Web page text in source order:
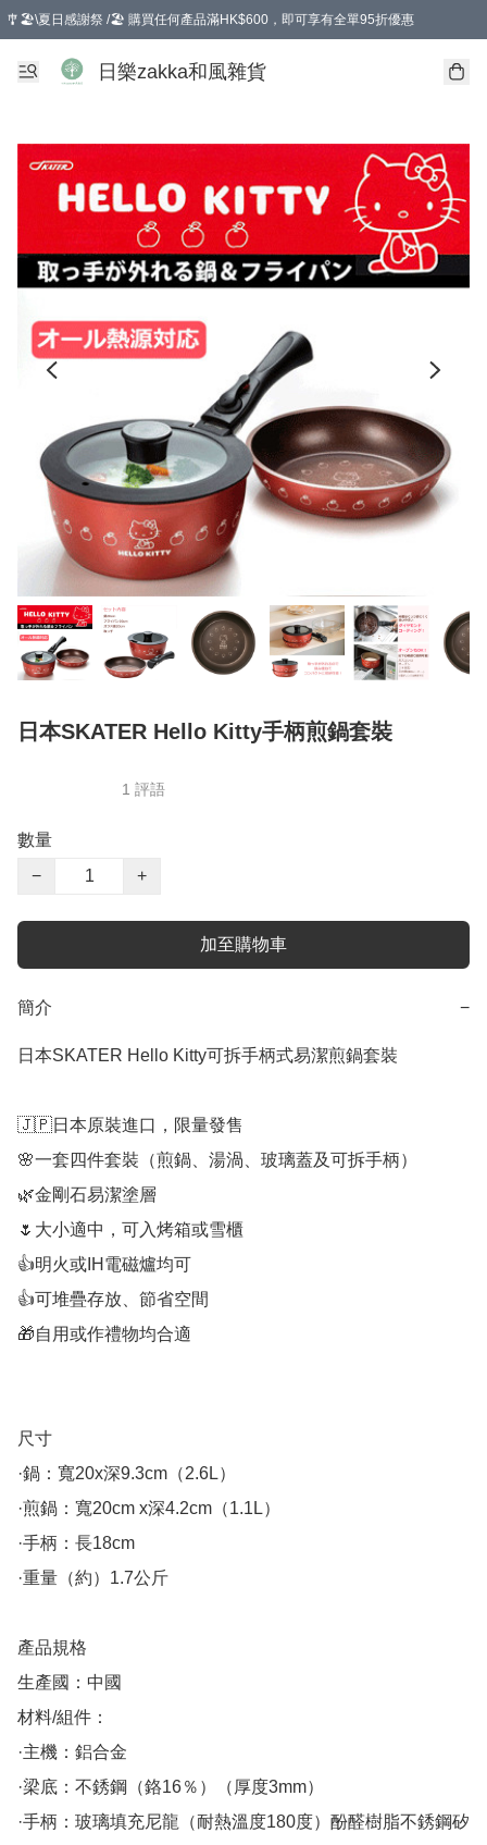
🎐🏖️\夏日感謝祭 /🏖️ 購買任何產品滿HK$600，即可享有全單95折優惠
選擇GoGoX住宅/工商地址配送，單一訂單消費購物滿HK$680(折扣後），可享有
日樂zakka和風雜貨
日本SKATER Hello Kitty手柄煎鍋套裝
1 評語
數量
−
+
加至購物車
簡介 −
日本SKATER Hello Kitty可拆手柄式易潔煎鍋套裝
🇯🇵日本原裝進口，限量發售
🌸一套四件套裝（煎鍋、湯渦、玻璃蓋及可拆手柄）
🌿金剛石易潔塗層
🌷大小適中，可入烤箱或雪櫃
👍明火或IH電磁爐均可
👍可堆疊存放、節省空間
🎁自用或作禮物均合適
尺寸
·鍋：寬20x深9.3cm（2.6L）
·煎鍋：寬20cm x深4.2cm（1.1L）
·手柄：長18cm
·重量（約）1.7公斤
產品規格
生產國：中國
材料/組件：
·主機：鋁合金
·梁底：不銹鋼（鉻16％）（厚度3mm）
·手柄：玻璃填充尼龍（耐熱溫度180度）酚醛樹脂不銹鋼矽